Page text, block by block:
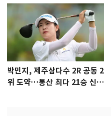
박민지, 제주삼다수 2R 공동 2
위 도약…통산 최다 21승 신기